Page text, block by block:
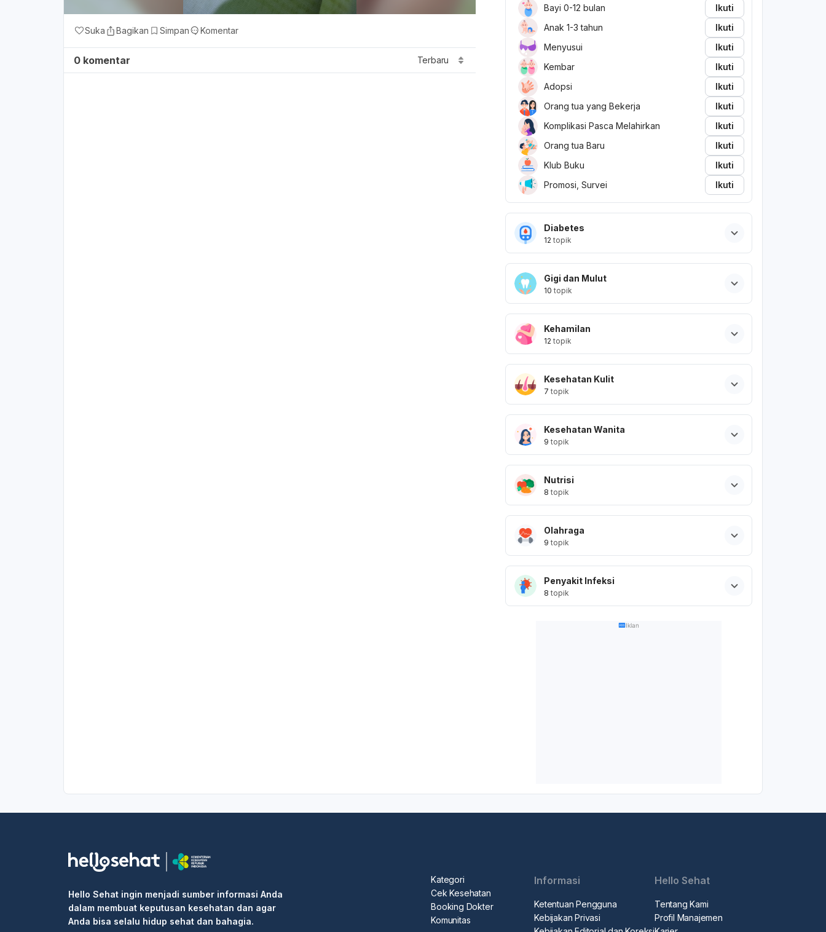
Suka Bagikan Simpan Komentar
0 komentar Terbaru
Bayi 0-12 bulan
Ikuti
Anak 1-3 tahun
Ikuti
Menyusui
Ikuti
Kembar
Ikuti
Adopsi
Ikuti
Orang tua yang Bekerja
Ikuti
Komplikasi Pasca Melahirkan
Ikuti
Orang tua Baru
Ikuti
Klub Buku
Ikuti
Promosi, Survei
Ikuti
Diabetes
12 topik
Gigi dan Mulut
10 topik
Kehamilan
12 topik
Kesehatan Kulit
7 topik
Kesehatan Wanita
9 topik
Nutrisi
8 topik
Olahraga
9 topik
Penyakit Infeksi
8 topik
Iklan
Hello Sehat ingin menjadi sumber informasi Anda
dalam membuat keputusan kesehatan dan agar
Anda bisa selalu hidup sehat dan bahagia.
Kategori
Cek Kesehatan
Booking Dokter
Komunitas
Informasi
Ketentuan Pengguna
Kebijakan Privasi
Hello Sehat
Tentang Kami
Profil Manajemen